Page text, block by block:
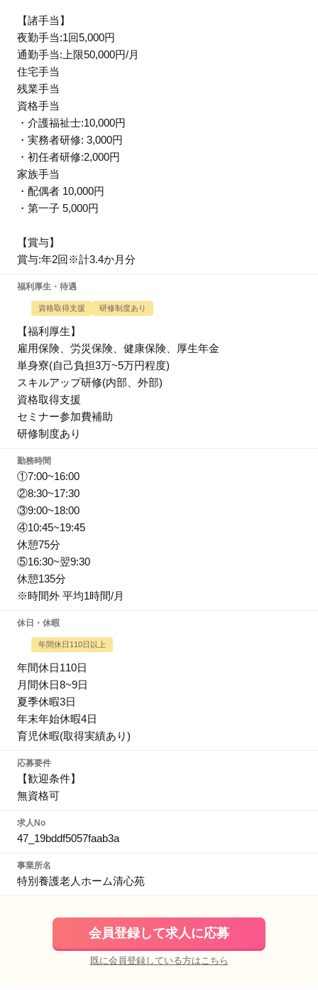
【諸手当】
夜勤手当:1回5,000円
通勤手当:上限50,000円/月
住宅手当
残業手当
資格手当
・介護福祉士:10,000円
・実務者研修: 3,000円
・初任者研修:2,000円
家族手当
・配偶者 10,000円
・第一子 5,000円
【賞与】
賞与:年2回※計3.4か月分
福利厚生・待遇
資格取得支援 研修制度あり
【福利厚生】
雇用保険、労災保険、健康保険、厚生年金
単身寮(自己負担3万~5万円程度)
スキルアップ研修(内部、外部)
資格取得支援
セミナー参加費補助
研修制度あり
勤務時間
①7:00~16:00
②8:30~17:30
③9:00~18:00
④10:45~19:45
休憩75分
⑤16:30~翌9:30
休憩135分
※時間外 平均1時間/月
休日・休暇
年間休日110日以上
年間休日110日
月間休日8~9日
夏季休暇3日
年末年始休暇4日
育児休暇(取得実績あり)
応募要件
【歓迎条件】
無資格可
求人No
47_19bddf5057faab3a
事業所名
特別養護老人ホーム清心苑
会員登録して求人に応募
既に会員登録している方はこちら